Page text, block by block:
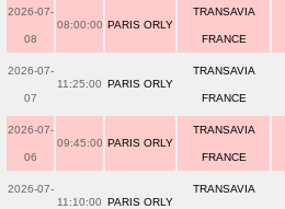
2026-07-
08
08:00:00 PARIS ORLY
TRANSAVIA
FRANCE
2026-07-
07
11:25:00 PARIS ORLY
TRANSAVIA
FRANCE
2026-07-
06
09:45:00 PARIS ORLY
TRANSAVIA
FRANCE
2026-07-
11:10:00 PARIS ORLY
TRANSAVIA